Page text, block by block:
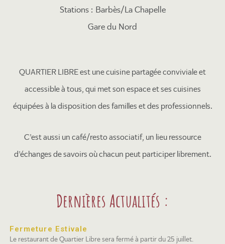
Stations : Barbès/La Chapelle
Gare du Nord
QUARTIER LIBRE est une cuisine partagée conviviale et
accessible à tous, qui met son espace et ses cuisines
équipées à la disposition des familles et des professionnels.
C’est aussi un café/resto associatif, un lieu ressource
d’échanges de savoirs où chacun peut participer librement.
Dernières Actualités :
Fermeture Estivale
Le restaurant de Quartier Libre sera fermé à partir du 25 juillet.